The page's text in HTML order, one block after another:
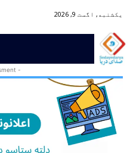
یکشنبه, اگست 9, 2026
- Advertisment -